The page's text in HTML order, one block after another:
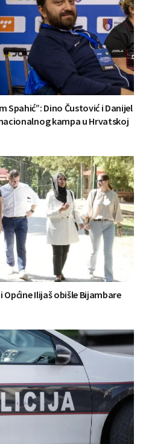
Spahić”: Dino Čustović i Danijel
kampa u Hrvatskoj
Ilijaš obišle Bijambare